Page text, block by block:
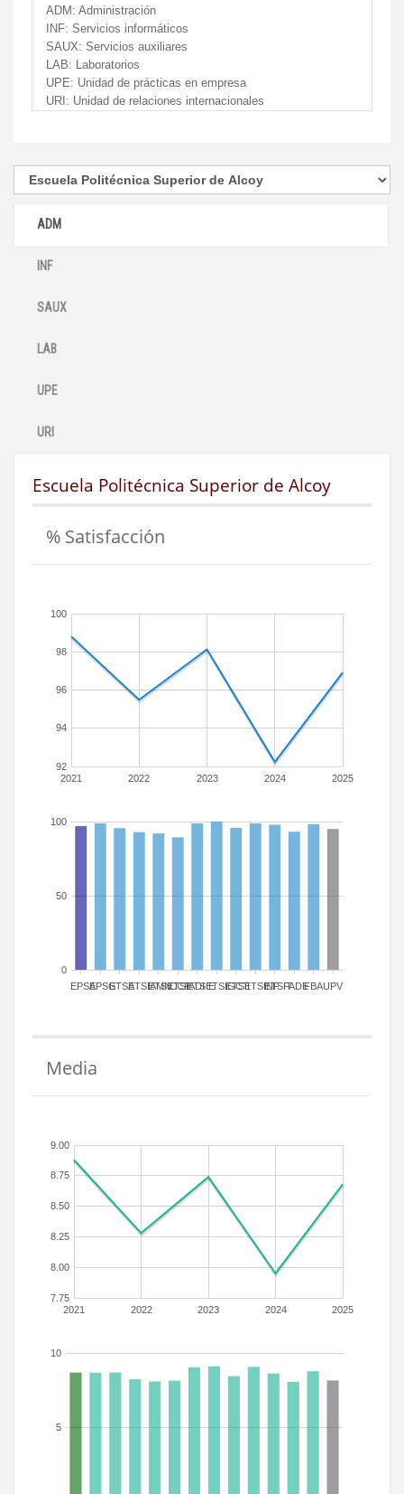
ADM: Administración
INF: Servicios informáticos
SAUX: Servicios auxiliares
LAB: Laboratorios
UPE: Unidad de prácticas en empresa
URI: Unidad de relaciones internacionales
ADM
INF
SAUX
LAB
UPE
URI
Escuela Politécnica Superior de Alcoy
% Satisfacción
2021 2022 2023 2024 2025
92
94
96
98
100
EPSAEPSGETSAETSIAMN
ETSICCP
ETSIADI
ETSIEETSIGCT
ETSIIETSINFETSITFADEFBAUPV
0
50
100
Media
2021 2022 2023 2024 2025
7.75
8.00
8.25
8.50
8.75
9.00
5
10